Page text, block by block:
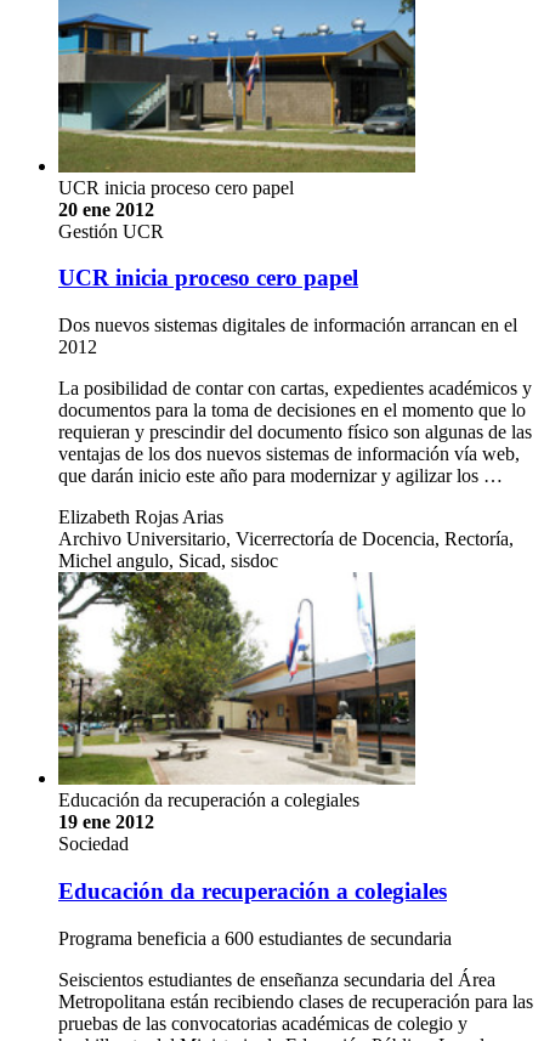
UCR inicia proceso cero papel
20 ene 2012
Gestión UCR
UCR inicia proceso cero papel
Dos nuevos sistemas digitales de información arrancan en el
2012
La posibilidad de contar con cartas, expedientes académicos y
documentos para la toma de decisiones en el momento que lo
requieran y prescindir del documento físico son algunas de las
ventajas de los dos nuevos sistemas de información vía web,
que darán inicio este año para modernizar y agilizar los …
Elizabeth Rojas Arias
Archivo Universitario, Vicerrectoría de Docencia, Rectoría,
Michel angulo, Sicad, sisdoc
Educación da recuperación a colegiales
19 ene 2012
Sociedad
Educación da recuperación a colegiales
Programa beneficia a 600 estudiantes de secundaria
Seiscientos estudiantes de enseñanza secundaria del Área
Metropolitana están recibiendo clases de recuperación para las
pruebas de las convocatorias académicas de colegio y